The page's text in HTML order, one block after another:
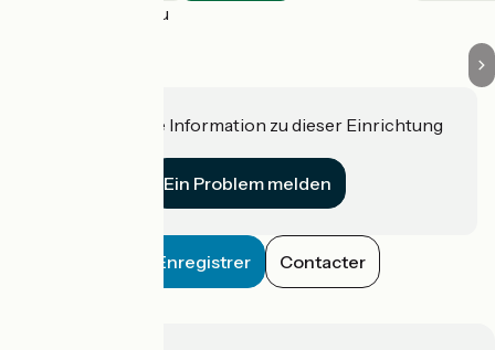
Azay-le-Rideau
Haben Sie eine Information zu dieser Einrichtung
Ein Problem melden
Enregistrer Contacter